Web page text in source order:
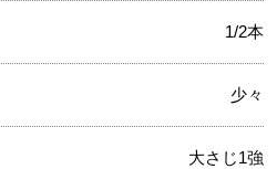
1/2本
少々
大さじ1強